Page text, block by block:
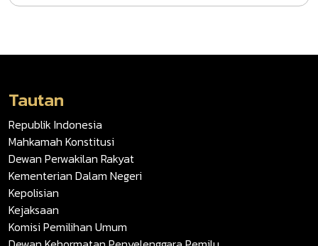
Tautan
Republik Indonesia
Mahkamah Konstitusi
Dewan Perwakilan Rakyat
Kementerian Dalam Negeri
Kepolisian
Kejaksaan
Komisi Pemilihan Umum